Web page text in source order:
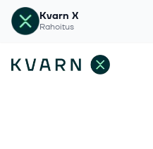
Kvarn X
Rahoitus